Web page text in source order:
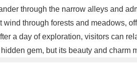
through the narrow alleys and
through forests and meadows,
a day of exploration, visitors can
gem, but its beauty and charm